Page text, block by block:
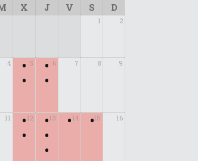
X J V S D
1 2
4 5
•
•
6
•
•
7 8 9
11 12
•
•
13
•
•
•
14
• 15
• 16